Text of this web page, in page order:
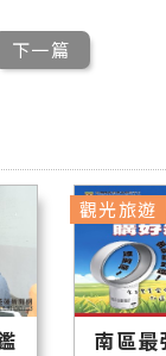
下一篇
南區
觀光旅遊